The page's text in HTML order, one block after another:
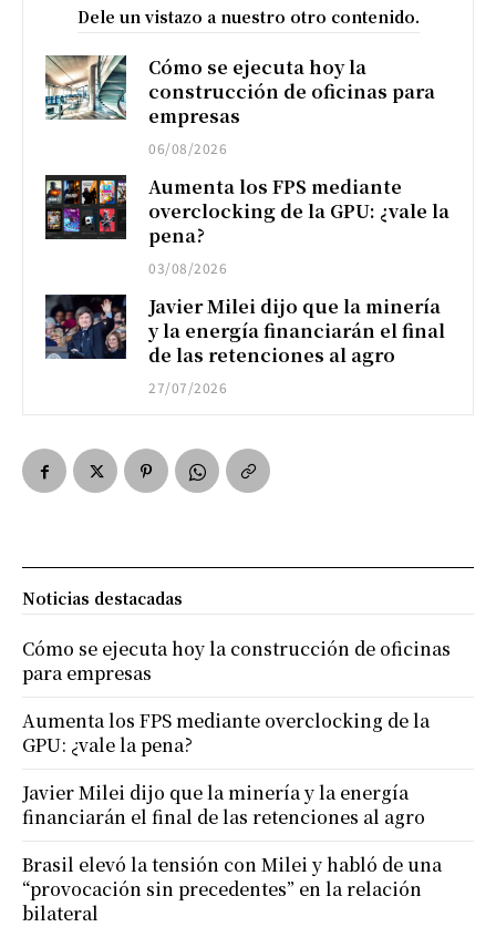
Dele un vistazo a nuestro otro contenido.
Cómo se ejecuta hoy la
construcción de oficinas para
empresas
06/08/2026
Aumenta los FPS mediante
overclocking de la GPU: ¿vale la
pena?
03/08/2026
Javier Milei dijo que la minería
y la energía financiarán el final
de las retenciones al agro
27/07/2026
Noticias destacadas
Cómo se ejecuta hoy la construcción de oficinas
para empresas
Aumenta los FPS mediante overclocking de la
GPU: ¿vale la pena?
Javier Milei dijo que la minería y la energía
financiarán el final de las retenciones al agro
Brasil elevó la tensión con Milei y habló de una
“provocación sin precedentes” en la relación
bilateral